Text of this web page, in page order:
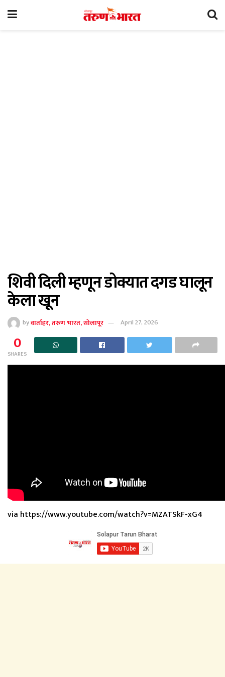
शिवी दिली म्हणून डोक्यात दगड घालून
केला खून
byवार्ताहर, तरुण भारत, सोलापूर April 27, 2026
0
SHARES
via https://www.youtube.com/watch?v=MZATSkF-xG4